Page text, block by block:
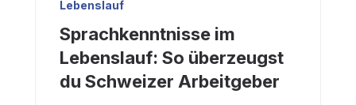
Lebenslauf
Sprachkenntnisse im
Lebenslauf: So überzeugst
du Schweizer Arbeitgeber